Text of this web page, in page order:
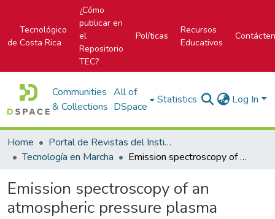
Tecnológico
de Costa Rica
¿Cómo
publicar en
el
Repositorio
TEC?
Políticas
Recursos
Educativos
Communities
& Collections
All of
DSpace
Statistics Log In
Home
Portal de Revistas del Instituto Tecnológico de Costa Rica
Tecnología en Marcha
Emission spectroscopy of an atmospheric pressure plasma
Emission spectroscopy of an
atmospheric pressure plasma